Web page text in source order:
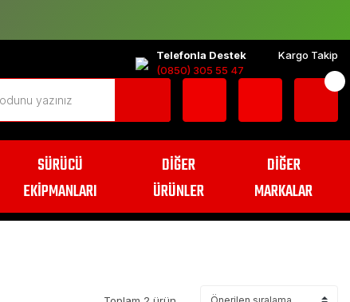
Telefonla Destek
(0850) 305 55 47
Kargo Takip
SÜRÜCÜ
EKİPMANLARI
DİĞER
ÜRÜNLER
DİĞER
MARKALAR